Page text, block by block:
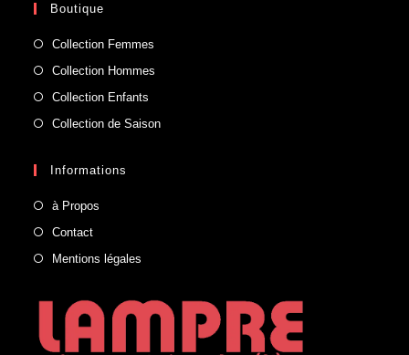
Boutique
Collection Femmes
Collection Hommes
Collection Enfants
Collection de Saison
Informations
à Propos
Contact
Mentions légales